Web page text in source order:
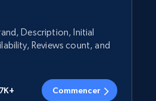
Description, Initial
Reviews count, and
Commencer